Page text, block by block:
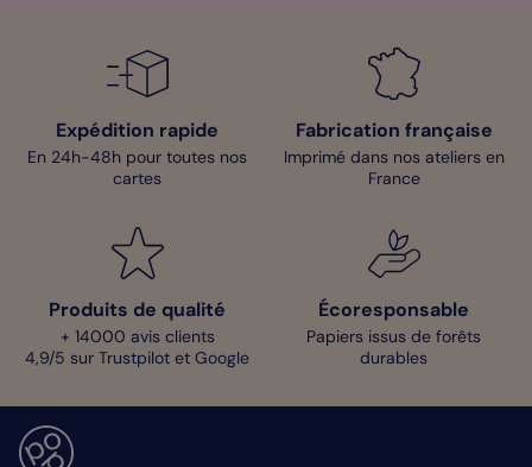
Expédition rapide
En 24h-48h pour toutes nos
cartes
Fabrication française
Imprimé dans nos ateliers en
France
Produits de qualité
+ 14000 avis clients
4,9/5 sur Trustpilot et Google
Écoresponsable
Papiers issus de forêts
durables